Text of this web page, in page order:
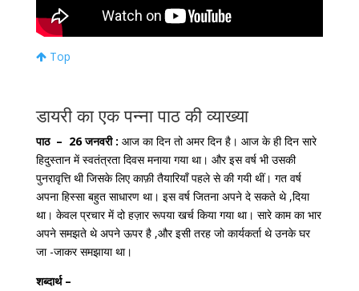
Top
डायरी का एक पन्ना पाठ की व्याख्या
पाठ – 26 जनवरी : आज का दिन तो अमर दिन है। आज के ही दिन सारे
हिदुस्तान में स्वतंत्रता दिवस मनाया गया था। और इस वर्ष भी उसकी
पुनरावृत्ति थी जिसके लिए काफ़ी तैयारियाँ पहले से की गयी थीं। गत वर्ष
अपना हिस्सा बहुत साधारण था। इस वर्ष जितना अपने दे सकते थे ,दिया
था। केवल प्रचार में दो हज़ार रूपया खर्च किया गया था। सारे काम का भार
अपने समझते थे अपने ऊपर है ,और इसी तरह जो कार्यकर्ता थे उनके घर
जा -जाकर समझाया था।
शब्दार्थ –